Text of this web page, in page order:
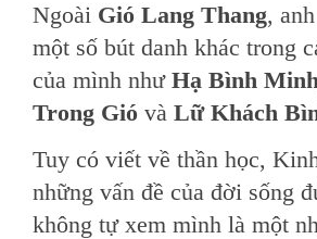
Ngoài Gió Lang Thang,
một số bút danh khác trong
của mình như Hạ Bình
Trong Gió và Lữ Khách
Tuy có viết về thần học,
những vấn đề của đời sống
không tự xem mình là một